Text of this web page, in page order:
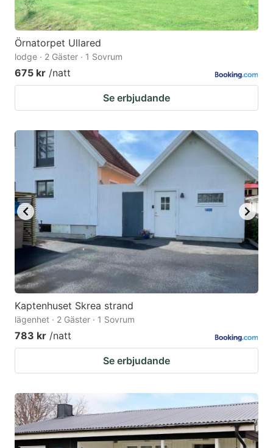
Örnatorpet Ullared
lodge · 2 Gäster · 1 Sovrum
675 kr /natt
Se erbjudande
Kaptenhuset Skrea strand
lägenhet · 2 Gäster · 1 Sovrum
783 kr /natt
Se erbjudande